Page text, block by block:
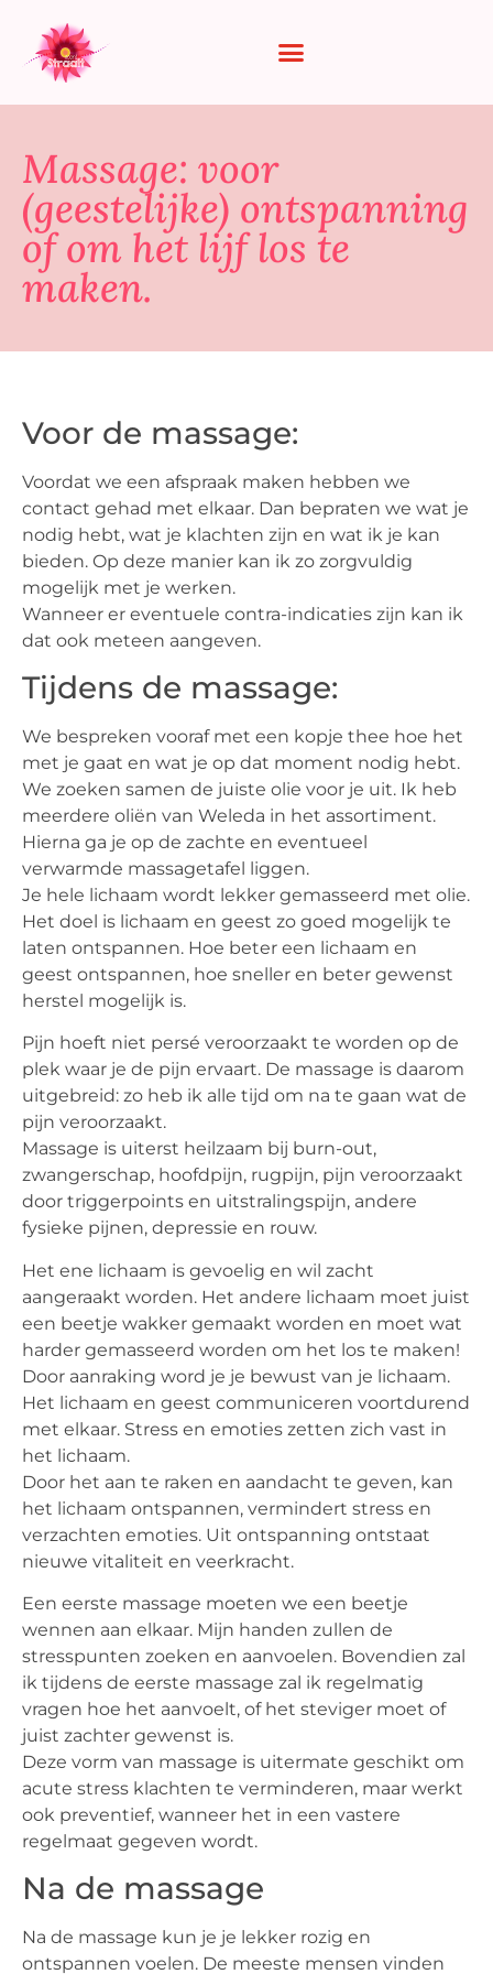
Massage: voor
(geestelijke) ontspanning
of om het lijf los te
maken.
Voor de massage:
Voordat we een afspraak maken hebben we
contact gehad met elkaar. Dan bepraten we wat je
nodig hebt, wat je klachten zijn en wat ik je kan
bieden. Op deze manier kan ik zo zorgvuldig
mogelijk met je werken.
Wanneer er eventuele contra-indicaties zijn kan ik
dat ook meteen aangeven.
Tijdens de massage:
We bespreken vooraf met een kopje thee hoe het
met je gaat en wat je op dat moment nodig hebt.
We zoeken samen de juiste olie voor je uit. Ik heb
meerdere oliën van Weleda in het assortiment.
Hierna ga je op de zachte en eventueel
verwarmde massagetafel liggen.
Je hele lichaam wordt lekker gemasseerd met olie.
Het doel is lichaam en geest zo goed mogelijk te
laten ontspannen. Hoe beter een lichaam en
geest ontspannen, hoe sneller en beter gewenst
herstel mogelijk is.
Pijn hoeft niet persé veroorzaakt te worden op de
plek waar je de pijn ervaart. De massage is daarom
uitgebreid: zo heb ik alle tijd om na te gaan wat de
pijn veroorzaakt.
Massage is uiterst heilzaam bij burn-out,
zwangerschap, hoofdpijn, rugpijn, pijn veroorzaakt
door triggerpoints en uitstralingspijn, andere
fysieke pijnen, depressie en rouw.
Het ene lichaam is gevoelig en wil zacht
aangeraakt worden. Het andere lichaam moet juist
een beetje wakker gemaakt worden en moet wat
harder gemasseerd worden om het los te maken!
Door aanraking word je je bewust van je lichaam.
Het lichaam en geest communiceren voortdurend
met elkaar. Stress en emoties zetten zich vast in
het lichaam.
Door het aan te raken en aandacht te geven, kan
het lichaam ontspannen, vermindert stress en
verzachten emoties. Uit ontspanning ontstaat
nieuwe vitaliteit en veerkracht.
Een eerste massage moeten we een beetje
wennen aan elkaar. Mijn handen zullen de
stresspunten zoeken en aanvoelen. Bovendien zal
ik tijdens de eerste massage zal ik regelmatig
vragen hoe het aanvoelt, of het steviger moet of
juist zachter gewenst is.
Deze vorm van massage is uitermate geschikt om
acute stress klachten te verminderen, maar werkt
ook preventief, wanneer het in een vastere
regelmaat gegeven wordt.
Na de massage
Na de massage kun je je lekker rozig en
ontspannen voelen. De meeste mensen vinden